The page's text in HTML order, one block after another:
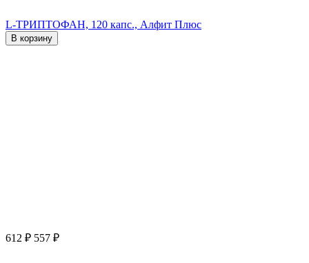
L-ТРИПТОФАН, 120 капс., Алфит Плюс
В корзину
612 ₽ 557 ₽